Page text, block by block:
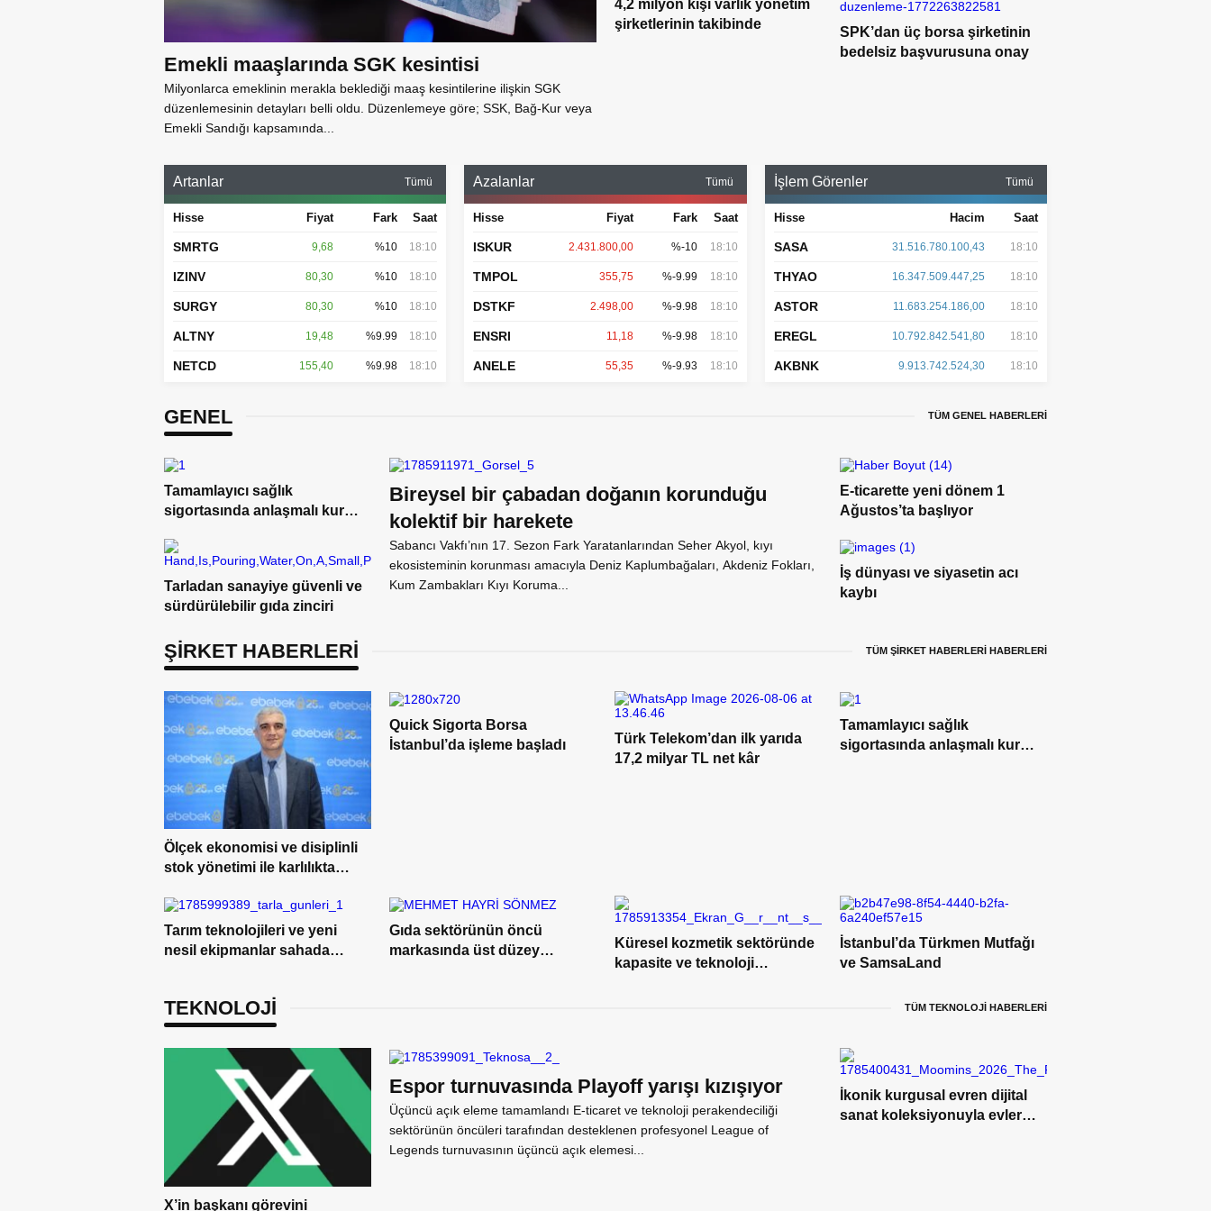
Emekli maaşlarında SGK kesintisi
Milyonlarca emeklinin merakla beklediği maaş kesintilerine ilişkin SGK
düzenlemesinin detayları belli oldu. Düzenlemeye göre; SSK, Bağ-Kur veya
Emekli Sandığı kapsamında...
4,2 milyon kişi varlık yönetim
şirketlerinin takibinde
SPK’dan üç borsa şirketinin
bedelsiz başvurusuna onay
Artanlar Tümü
Hisse Fiyat Fark Saat
SMRTG 9,68 %10 18:10
IZINV 80,30 %10 18:10
SURGY 80,30 %10 18:10
ALTNY 19,48 %9.99 18:10
NETCD 155,40 %9.98 18:10
Azalanlar Tümü
Hisse Fiyat Fark Saat
ISKUR 2.431.800,00 %-10 18:10
TMPOL 355,75 %-9.99 18:10
DSTKF 2.498,00 %-9.98 18:10
ENSRI 11,18 %-9.98 18:10
ANELE 55,35 %-9.93 18:10
İşlem Görenler Tümü
Hisse Hacim Saat
SASA 31.516.780.100,43 18:10
THYAO 16.347.509.447,25 18:10
ASTOR 11.683.254.186,00 18:10
EREGL 10.792.842.541,80 18:10
AKBNK 9.913.742.524,30 18:10
GENEL TÜM GENEL HABERLERİ
Tamamlayıcı sağlık
sigortasında anlaşmalı kurum
Bireysel bir çabadan doğanın korunduğu
kolektif bir harekete
Sabancı Vakfı’nın 17. Sezon Fark Yaratanlarından Seher Akyol, kıyı
ekosisteminin korunması amacıyla Deniz Kaplumbağaları, Akdeniz Fokları,
Kum Zambakları Kıyı Koruma...
E-ticarette yeni dönem 1
Ağustos’ta başlıyor
Tarladan sanayiye güvenli ve
sürdürülebilir gıda zinciri
İş dünyası ve siyasetin acı
kaybı
ŞİRKET HABERLERİ TÜM ŞİRKET HABERLERİ HABERLERİ
Ölçek ekonomisi ve disiplinli
stok yönetimi ile karlılıkta
Quick Sigorta Borsa
İstanbul’da işleme başladı
Türk Telekom’dan ilk yarıda
17,2 milyar TL net kâr
Tamamlayıcı sağlık
sigortasında anlaşmalı kurum
Tarım teknolojileri ve yeni
nesil ekipmanlar sahada
Gıda sektörünün öncü
markasında üst düzey
Küresel kozmetik sektöründe
kapasite ve teknoloji
İstanbul’da Türkmen Mutfağı
ve SamsaLand
TEKNOLOJİ TÜM TEKNOLOJİ HABERLERİ
X’in başkanı görevini
Espor turnuvasında Playoff yarışı kızışıyor
Üçüncü açık eleme tamamlandı E-ticaret ve teknoloji perakendeciliği
sektörünün öncüleri tarafından desteklenen profesyonel League of
Legends turnuvasının üçüncü açık elemesi...
İkonik kurgusal evren dijital
sanat koleksiyonuyla evlere